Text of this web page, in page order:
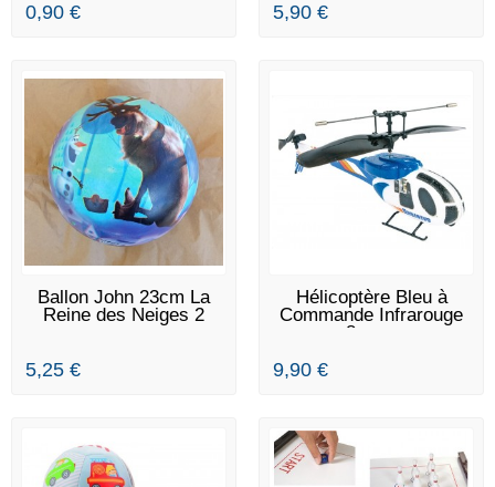
0,90 € 5,90 €
EN STOCK
Ballon John 23cm La
Reine des Neiges 2
5,25 €
EN STOCK
Hélicoptère Bleu à
Commande Infrarouge
8ans+
9,90 €